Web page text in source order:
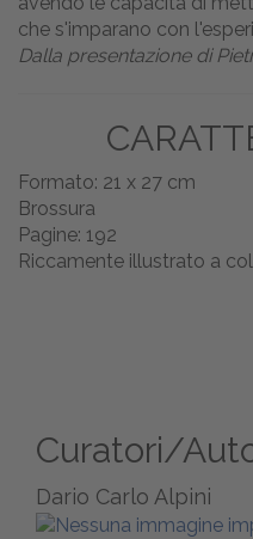
che s'imparano con
Dalla presentazione di
Formato: 21 x 27 cm
Brossura
Pagine: 192
Riccamente illustrato a
Curatori/
Dario Carlo Alpini